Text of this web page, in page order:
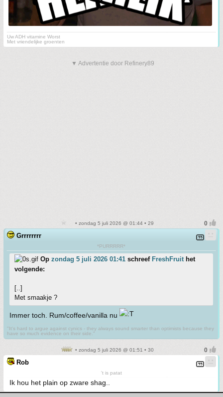
Uw ADH vitamine Worst
Met vriendelijke groenten
▼ Advertentie door Refinery89
• zondag 5 juli 2026 @ 01:44 • 29
Grrrrrrrr
*PURRRRR*
Op zondag 5 juli 2026 01:41 schreef FreshFruithet
volgende:
[..]
Met smaakje ?
Immer toch. Rum/coffee/vanilla nu
"It's hard to argue against cynics - they always sound smarter than optimists because they
have so much evidence on their side."
• zondag 5 juli 2026 @ 01:51 • 30
Rob
't is patat
Ik hou het plain op zware shag..